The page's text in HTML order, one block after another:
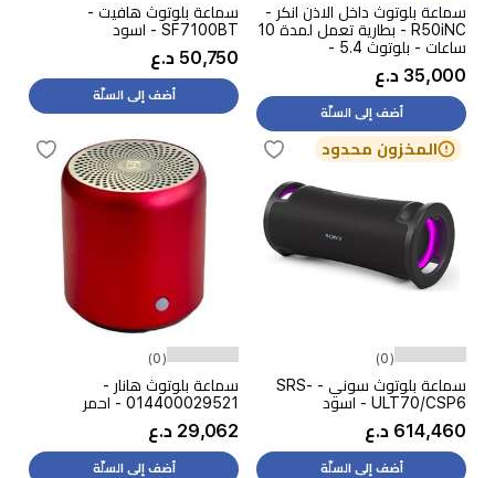
سماعة بلوتوث داخل الاذن انكر -
R50iNC - بطارية تعمل لمدة 10
ساعات - بلوتوث 5.4 -
A3959H21 - ابيض
35,000 د.ع
أضف إلى السلّة
سماعة بلوتوث هافيت -
SF7100BT - اسود
50,750 د.ع
أضف إلى السلّة
المخزون محدود
(0)
سماعة بلوتوث سوني - SRS-
ULT70/CSP6 - اسود
614,460 د.ع
أضف إلى السلّة
(0)
سماعة بلوتوث هانار -
014400029521 - احمر
29,062 د.ع
أضف إلى السلّة